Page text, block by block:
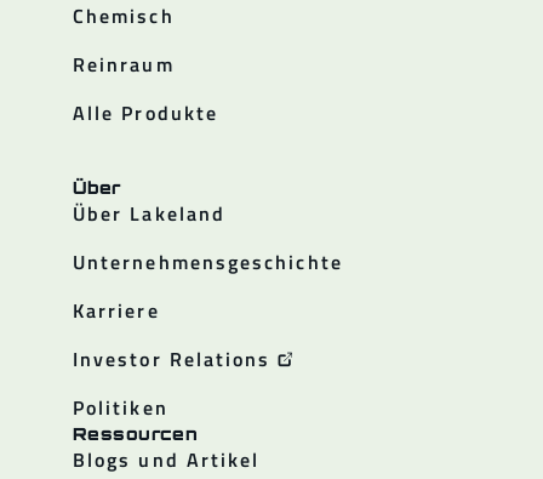
Chemisch
Reinraum
Alle Produkte
Über
Über Lakeland
Unternehmensgeschichte
Karriere
Investor Relations
Politiken
Ressourcen
Blogs und Artikel